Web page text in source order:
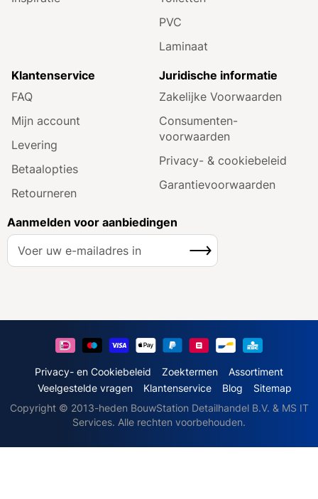
PVC
Laminaat
Klantenservice
FAQ
Mijn account
Levering
Betaalopties
Retourneren
Juridische informatie
Zakelijke Voorwaarden
Consumenten­
voorwaarden
Privacy- & cookiebeleid
Garantie­voorwaarden
Aanmelden voor aanbiedingen
A
e
o
z
Inschrijven
Privacy- en Cookiebeleid Zoektermen
Assortiment
Veelgestelde vragen
Klantenservice Blog
Sitemap
Copyright © 2013-heden BouwStation Detailhandel B.V. & MS IT
Services. Alle rechten voorbehouden.